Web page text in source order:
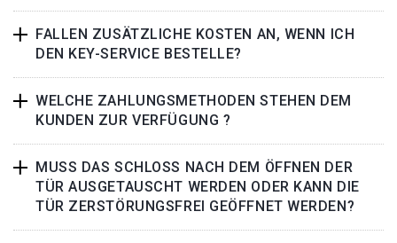
FALLEN ZUSÄTZLICHE KOSTEN AN, WENN ICH
DEN KEY-SERVICE BESTELLE?
WELCHE ZAHLUNGSMETHODEN STEHEN DEM
KUNDEN ZUR VERFÜGUNG ?
MUSS DAS SCHLOSS NACH DEM ÖFFNEN DER
TÜR AUSGETAUSCHT WERDEN ODER KANN DIE
TÜR ZERSTÖRUNGSFREI GEÖFFNET WERDEN?